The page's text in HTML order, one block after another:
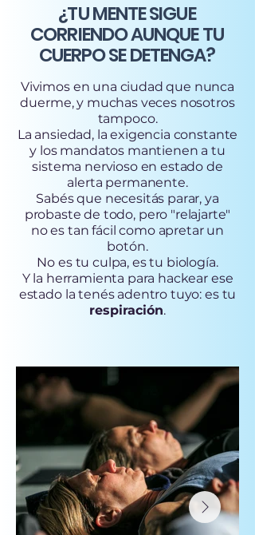
¿TU MENTE SIGUE
CORRIENDO AUNQUE TU
CUERPO SE DETENGA?
Vivimos en una ciudad que nunca
duerme, y muchas veces nosotros
tampoco.
La ansiedad, la exigencia constante
y los mandatos mantienen a tu
sistema nervioso en estado de
alerta permanente.
Sabés que necesitás parar, ya
probaste de todo, pero "relajarte"
no es tan fácil como apretar un
botón.
No es tu culpa, es tu biología.
Y la herramienta para hackear ese
estado la tenés adentro tuyo: es tu
respiración.